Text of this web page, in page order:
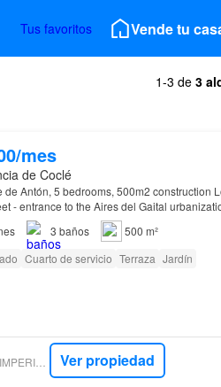
Tus favoritos Vende tu
1-3 de 3
mes
de Coclé
de Antón, 5 bedrooms, 500m2 construction
- entrance to the Aires del Gaital
3 baños
500 m²
Cuarto de servicio Terraza Jardín
BIENESRAICESIMPERIAL - IMPERIAL Ver propiedad